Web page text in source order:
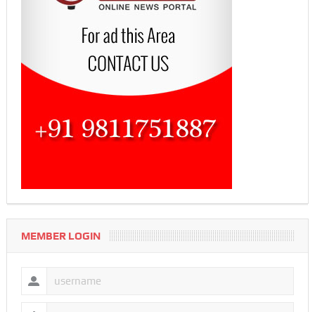
MEMBER LOGIN